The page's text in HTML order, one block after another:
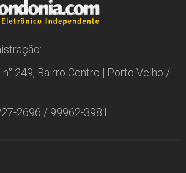
n° 249, Bairro Centro | Porto Velho /
2696 / 99962-3981